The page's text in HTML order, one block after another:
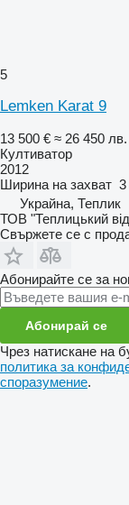
5
Lemken Karat 9
13 500 € ≈ 26 450 лв.
Култиватор
2012
Ширина на захват
Украйна, Теплик
ТОВ "Теплицький
Свържете се с
Абонирайте се за
Абонирай се
Чрез натискане на
политика за
споразумение.